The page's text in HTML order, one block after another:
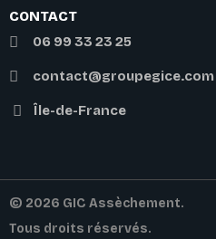
CONTACT
06 99 33 23 25
contact@groupegice.com
Île-de-France
© 2026 GIC Assèchement.
Tous droits réservés.